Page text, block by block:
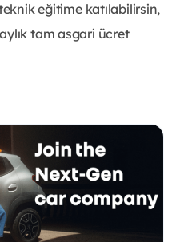
eğitime katılabilirsin,
tam asgari ücret